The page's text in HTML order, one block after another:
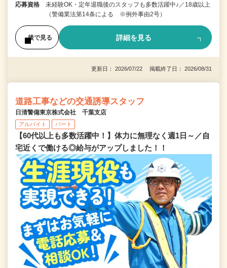
応募資格
未経験OK・定年退職後のスタッフも多数活躍中♪／18歳以上
（警備業法第14条による ※例外事由2号）
後で見る 詳細を見る
更新日： 2026/07/22 掲載終了日： 2026/08/31
道路工事などの交通誘導スタッフ
日清警備東京株式会社 千葉支店
アルバイト パート
【60代以上も多数活躍中！】体力に無理なく週1日～／自
宅近くで働ける◎給与がアップしました！！